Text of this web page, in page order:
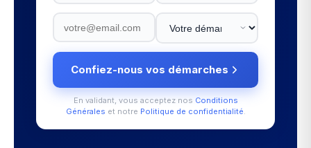
Confiez-nous vos démarches
En validant, vous acceptez nos Conditions
Générales et notre Politique de confidentialité.